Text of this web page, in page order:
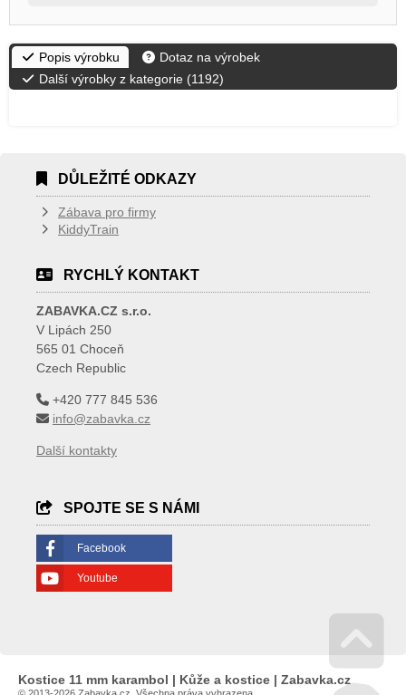
Popis výrobku
Dotaz na výrobek
Další výrobky z kategorie (1192)
DŮLEŽITÉ ODKAZY
Zábava pro firmy
KiddyTrain
RYCHLÝ KONTAKT
ZABAVKA.CZ s.r.o.
V Lipách 250
565 01 Choceň
Czech Republic
+420 777 845 536
info@zabavka.cz
Další kontakty
SPOJTE SE S NÁMI
Facebook
Youtube
Kostice 11 mm karambol | Kůže a kostice | Zabavka.cz